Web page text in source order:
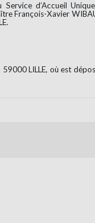
d’Accueil
François-Xavier
LILLE, où est